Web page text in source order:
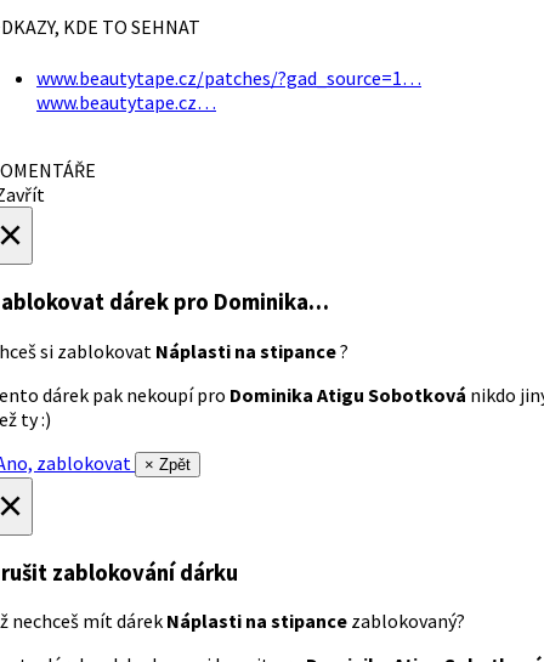
KDE TO SEHNAT
www.beautytape.cz/patches/?gad_source=1…
www.beautytape.cz…
dárek pro Dominika…
si zablokovat Náplasti na stipance?
dárek pak nekoupí pro Dominika Atigu Sobotková nikdo
ty :)
zablokovat
× Zpět
zablokování dárku
nechceš mít dárek Náplasti na stipance zablokovaný?